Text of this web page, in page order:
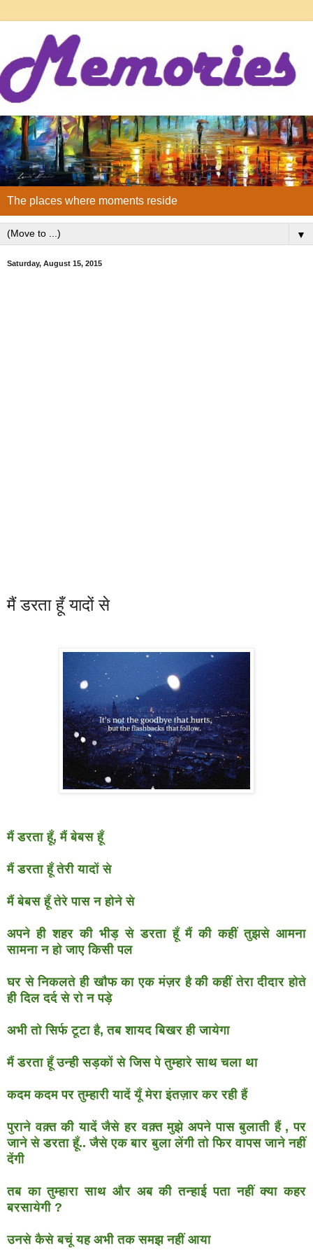
The places where moments reside
▼
Saturday, August 15, 2015
मैं डरता हूँ यादों से
मैं डरता हूँ, मैं बेबस हूँ
मैं डरता हूँ तेरी यादों से
मैं बेबस हूँ तेरे पास न होने से
अपने ही शहर की भीड़ से डरता हूँ मैं की कहीं तुझसे आमना
सामना न हो जाए किसी पल
घर से निकलते ही खौफ का एक मंज़र है की कहीं तेरा दीदार होते
ही दिल दर्द से रो न पड़े
अभी तो सिर्फ टूटा है, तब शायद बिखर ही जायेगा
मैं डरता हूँ उन्ही सड़कों से जिस पे तुम्हारे साथ चला था
कदम कदम पर तुम्हारी यादें यूँ मेरा इंतज़ार कर रही हैं
पुराने वक़्त की यादें जैसे हर वक़्त मुझे अपने पास बुलाती हैं , पर
जाने से डरता हूँ.. जैसे एक बार बुला लेंगी तो फिर वापस जाने नहीं
देंगी
तब का तुम्हारा साथ और अब की तन्हाई पता नहीं क्या कहर
बरसायेगी ?
उनसे कैसे बचूं यह अभी तक समझ नहीं आया